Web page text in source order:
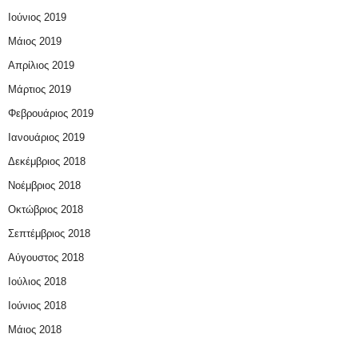
Ιούνιος 2019
Μάιος 2019
Απρίλιος 2019
Μάρτιος 2019
Φεβρουάριος 2019
Ιανουάριος 2019
Δεκέμβριος 2018
Νοέμβριος 2018
Οκτώβριος 2018
Σεπτέμβριος 2018
Αύγουστος 2018
Ιούλιος 2018
Ιούνιος 2018
Μάιος 2018